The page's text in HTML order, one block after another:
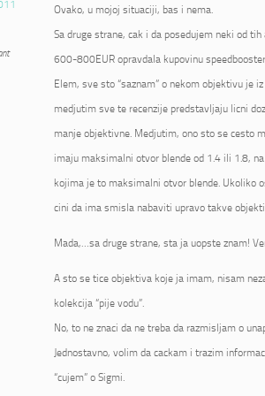
Ovako, u mojoj situaciji, bas i nema.
Sa druge strane, cak i da posedujem neki od
600-800EUR opravdala kupovinu
Elem, sve sto “saznam” o nekom objektivu je
medjutim sve te recenzije predstavljaju licni
manje objektivne. Medjutim, ono sto se cesto
imaju maksimalni otvor blende od 1.4 ili 1.8,
kojima je to maksimalni otvor blende. Ukoliko
cini da ima smisla nabaviti upravo takve
Mada,…sa druge strane, sta ja uopste znam!
A sto se tice objektiva koje ja imam, nisam
kolekcija “pije vodu”.
No, to ne znaci da ne treba da razmisljam o
Jednostavno, volim da cackam i trazim
“cujem” o Sigmi.